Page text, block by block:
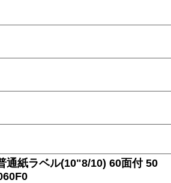
通紙ラベル(10"8/10) 60面付 50